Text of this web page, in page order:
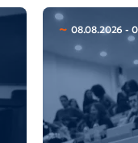
08.08.2026 -